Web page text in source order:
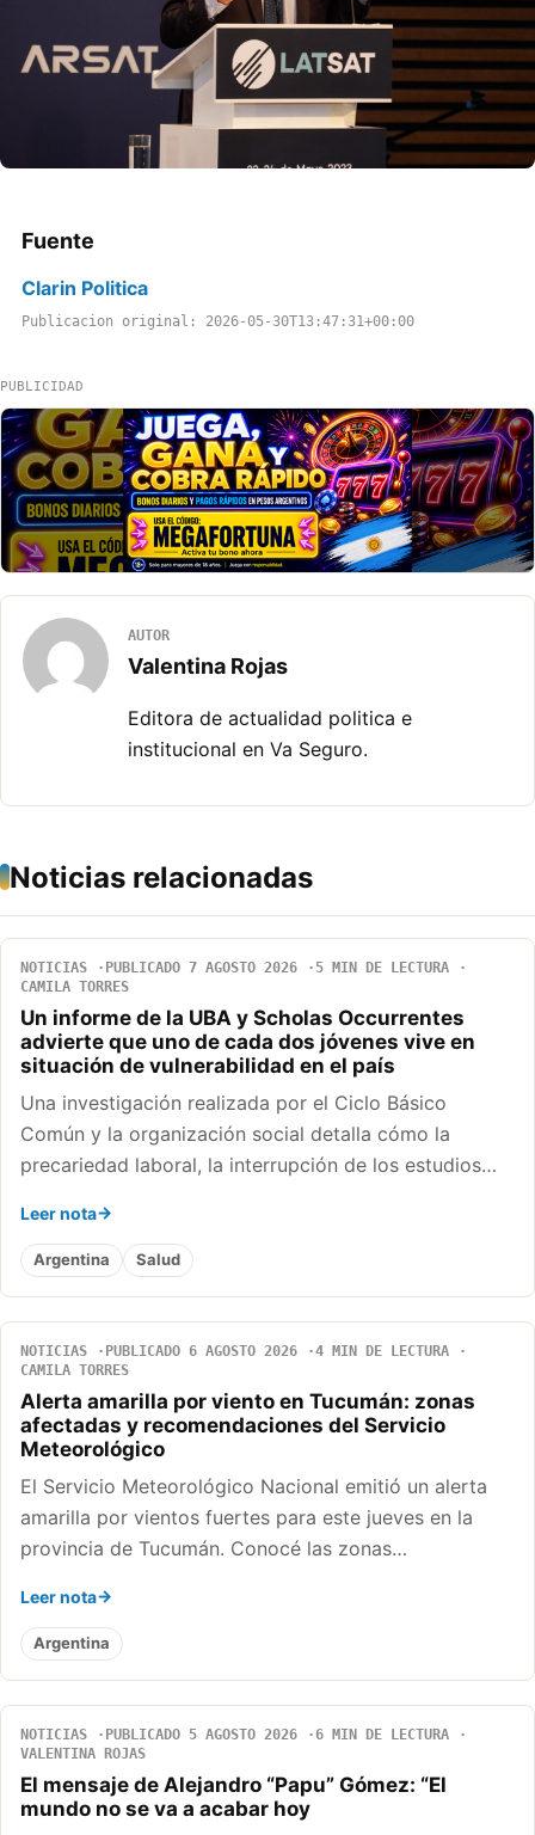
Fuente
Clarin Politica
Publicacion original: 2026-05-30T13:47:31+00:00
PUBLICIDAD
AUTOR
Valentina Rojas
Editora de actualidad politica e
institucional en Va Seguro.
Noticias relacionadas
NOTICIAS PUBLICADO 7 AGOSTO 2026
5 MIN DE LECTURA
CAMILA TORRES
Un informe de la UBA y Scholas Occurrentes
advierte que uno de cada dos jóvenes vive en
situación de vulnerabilidad en el país
Una investigación realizada por el Ciclo Básico
Común y la organización social detalla cómo la
precariedad laboral, la interrupción de los estudios…
Leer nota
Argentina Salud
NOTICIAS PUBLICADO 6 AGOSTO 2026
4 MIN DE LECTURA
CAMILA TORRES
Alerta amarilla por viento en Tucumán: zonas
afectadas y recomendaciones del Servicio
Meteorológico
El Servicio Meteorológico Nacional emitió un alerta
amarilla por vientos fuertes para este jueves en la
provincia de Tucumán. Conocé las zonas…
Leer nota
Argentina
NOTICIAS PUBLICADO 5 AGOSTO 2026
6 MIN DE LECTURA
VALENTINA ROJAS
El mensaje de Alejandro “Papu” Gómez: “El
mundo no se va a acabar hoy